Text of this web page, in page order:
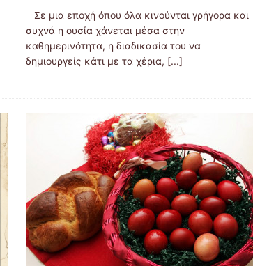
Σε μια εποχή όπου όλα κινούνται γρήγορα και
συχνά η ουσία χάνεται μέσα στην
καθημερινότητα, η διαδικασία του να
δημιουργείς κάτι με τα χέρια, [...]